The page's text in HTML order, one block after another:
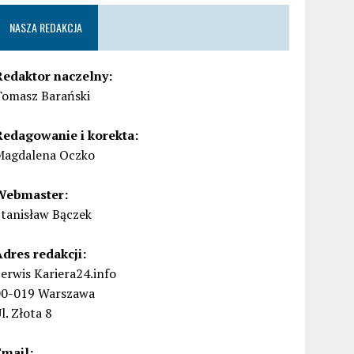
NASZA REDAKCJA
naczelny:
Barański
i korekta:
Oczko
Bączek
redakcji:
Kariera24.info
019 Warszawa
Złota 8